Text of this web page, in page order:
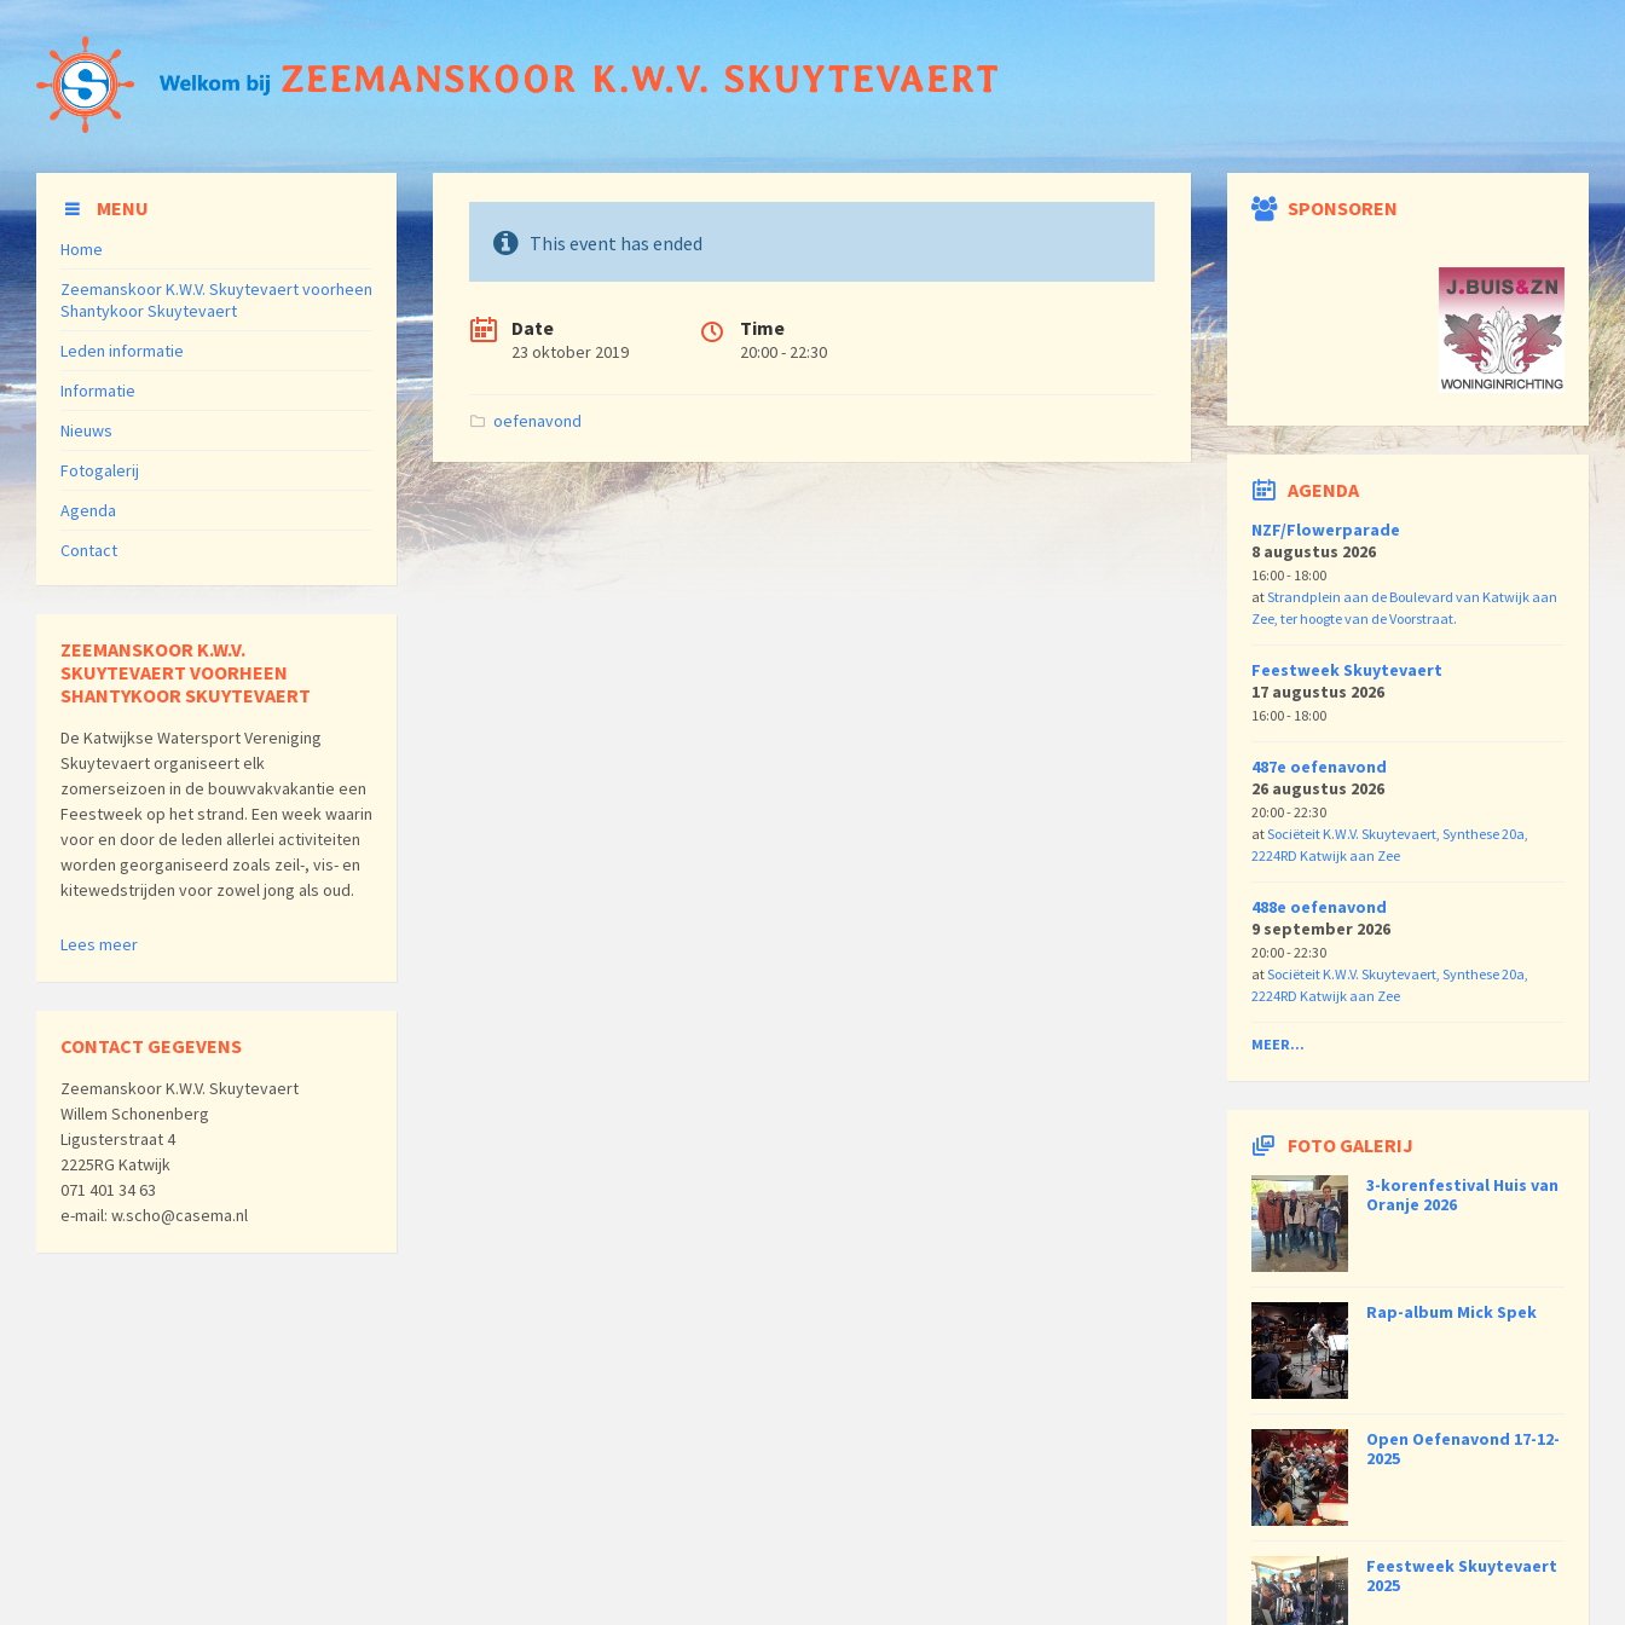
This event has ended
Date
23 oktober 2019
Time
20:00 - 22:30
Categories:
oefenavond
MENU
Home
Zeemanskoor K.W.V. Skuytevaert voorheen
Shantykoor Skuytevaert
Leden informatie
Informatie
Nieuws
Fotogalerij
Agenda
Contact
ZEEMANSKOOR K.W.V.
SKUYTEVAERT VOORHEEN
SHANTYKOOR SKUYTEVAERT
De Katwijkse Watersport Vereniging
Skuytevaert organiseert elk
zomerseizoen in de bouwvakvakantie een
Feestweek op het strand. Een week waarin
voor en door de leden allerlei activiteiten
worden georganiseerd zoals zeil-, vis- en
kitewedstrijden voor zowel jong als oud.
Lees meer
CONTACT GEGEVENS
Zeemanskoor K.W.V. Skuytevaert
Willem Schonenberg
Ligusterstraat 4
2225RG Katwijk
071 401 34 63
e-mail: w.scho@casema.nl
SPONSOREN
AGENDA
NZF/Flowerparade
8 augustus 2026
16:00 - 18:00
atStrandplein aan de Boulevard van Katwijk aan
Zee, ter hoogte van de Voorstraat.
Feestweek Skuytevaert
17 augustus 2026
16:00 - 18:00
487e oefenavond
26 augustus 2026
20:00 - 22:30
atSociëteit K.W.V. Skuytevaert, Synthese 20a,
2224RD Katwijk aan Zee
488e oefenavond
9 september 2026
20:00 - 22:30
atSociëteit K.W.V. Skuytevaert, Synthese 20a,
2224RD Katwijk aan Zee
MEER...
FOTO GALERIJ
3-korenfestival Huis van
Oranje 2026
Rap-album Mick Spek
Open Oefenavond 17-12-
2025
Feestweek Skuytevaert
2025